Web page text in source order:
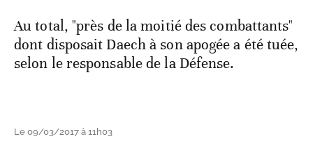
Au total, "près de la moitié des combattants"
dont disposait Daech à son apogée a été tuée,
selon le responsable de la Défense.
Le 09/03/2017 à 11h03